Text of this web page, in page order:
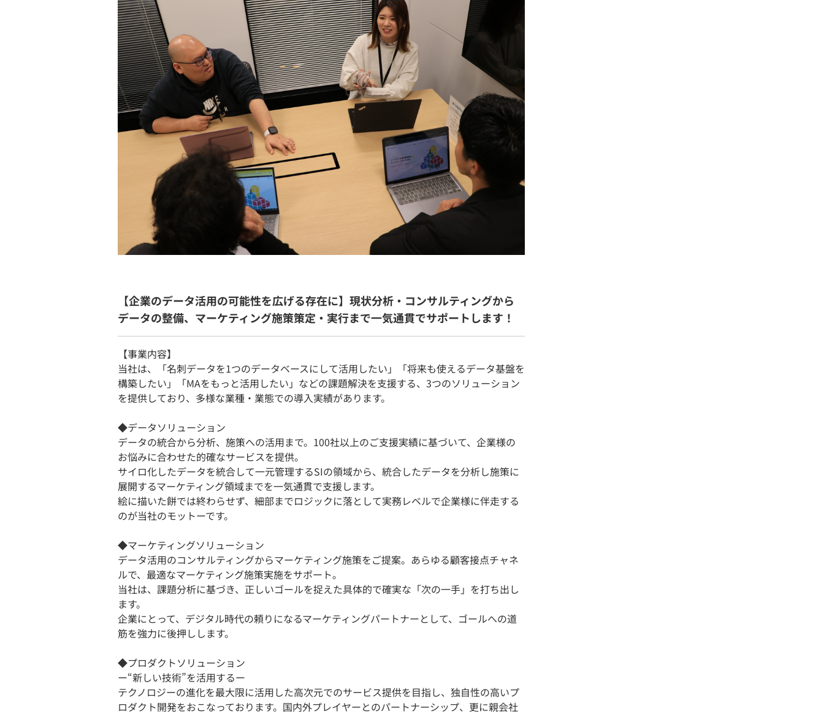
【企業のデータ活用の可能性を広げる存在に】現状分析・コンサルティングから
データの整備、マーケティング施策策定・実行まで一気通貫でサポートします！
【事業内容】
当社は、「名刺データを1つのデータベースにして活用したい」「将来も使えるデータ基盤を
構築したい」「MAをもっと活用したい」などの課題解決を支援する、3つのソリューション
を提供しており、多様な業種・業態での導入実績があります。
◆データソリューション
データの統合から分析、施策への活用まで。100社以上のご支援実績に基づいて、企業様の
お悩みに合わせた的確なサービスを提供。
サイロ化したデータを統合して一元管理するSIの領域から、統合したデータを分析し施策に
展開するマーケティング領域までを一気通貫で支援します。
絵に描いた餅では終わらせず、細部までロジックに落として実務レベルで企業様に伴走する
のが当社のモットーです。
◆マーケティングソリューション
データ活用のコンサルティングからマーケティング施策をご提案。あらゆる顧客接点チャネ
ルで、最適なマーケティング施策実施をサポート。
当社は、課題分析に基づき、正しいゴールを捉えた具体的で確実な「次の一手」を打ち出し
ます。
企業にとって、デジタル時代の頼りになるマーケティングパートナーとして、ゴールへの道
筋を強力に後押しします。
◆プロダクトソリューション
ー“新しい技術”を活用するー
テクノロジーの進化を最大限に活用した高次元でのサービス提供を目指し、独自性の高いプ
ロダクト開発をおこなっております。国内外プレイヤーとのパートナーシップ、更に親会社